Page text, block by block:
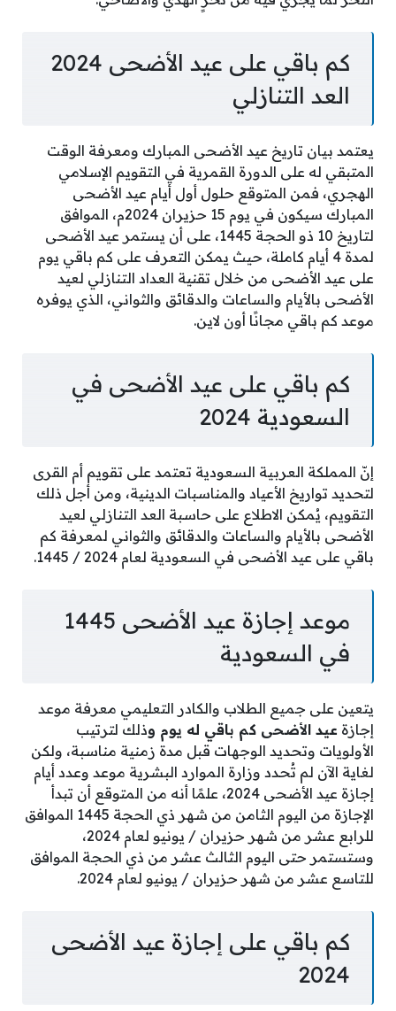
كم باقي على عيد الأضحى 2024
العد التنازلي
يعتمد بيان تاريخ عيد الأضحى المبارك ومعرفة الوقت
المتبقي له على الدورة القمرية في التقويم الإسلامي
الهجري، فمن المتوقع حلول أول أيام عيد الأضحى
المبارك سيكون في يوم 15 حزيران 2024م، الموافق
لتاريخ 10 ذو الحجة 1445، على أن يستمر عيد الأضحى
لمدة 4 أيام كاملة، حيث يمكن التعرف على كم باقي يوم
على عيد الأضحى من خلال تقنية العداد التنازلي لعيد
الأضحى بالأيام والساعات والدقائق والثواني، الذي يوفره
موعد كم باقي مجانًا أون لاين.
كم باقي على عيد الأضحى في
السعودية 2024
إنّ المملكة العربية السعودية تعتمد على تقويم أم القرى
لتحديد تواريخ الأعياد والمناسبات الدينية، ومن أجل ذلك
التقويم، يُمكن الاطلاع على حاسبة العد التنازلي لعيد
الأضحى بالأيام والساعات والدقائق والثواني لمعرفة كم
باقي على عيد الأضحى في السعودية لعام 2024 / 1445.
موعد إجازة عيد الأضحى 1445
في السعودية
يتعين على جميع الطلاب والكادر التعليمي معرفة موعد
إجازة عيد الأضحى كم باقي له يوم وذلك لترتيب
الأولويات وتحديد الوجهات قبل مدة زمنية مناسبة، ولكن
لغاية الآن لم تُحدد وزارة الموارد البشرية موعد وعدد أيام
إجازة عيد الأضحى 2024، علمًا أنه من المتوقع أن تبدأ
الإجازة من اليوم الثامن من شهر ذي الحجة 1445 الموافق
للرابع عشر من شهر حزيران / يونيو لعام 2024،
وستستمر حتى اليوم الثالث عشر من ذي الحجة الموافق
للتاسع عشر من شهر حزيران / يونيو لعام 2024.
كم باقي على إجازة عيد الأضحى
2024